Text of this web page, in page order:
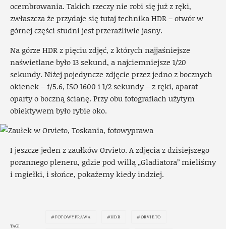
ocembrowania. Takich rzeczy nie robi się już z ręki,
zwłaszcza że przydaje się tutaj technika HDR – otwór w
górnej części studni jest przeraźliwie jasny.
Na górze HDR z pięciu zdjęć, z których najjaśniejsze
naświetlane było 13 sekund, a najciemniejsze 1/20
sekundy. Niżej pojedyncze zdjęcie przez jedno z bocznych
okienek – f/5.6, ISO 1600 i 1/2 sekundy – z ręki, aparat
oparty o boczną ścianę. Przy obu fotografiach użytym
obiektywem było rybie oko.
I jeszcze jeden z zaułków Orvieto. A zdjęcia z dzisiejszego
porannego pleneru, gdzie pod willą „Gladiatora” mieliśmy
i mgiełki, i słońce, pokażemy kiedy indziej.
TAGI
FOTOWYPRAWA HDR ORVIETO